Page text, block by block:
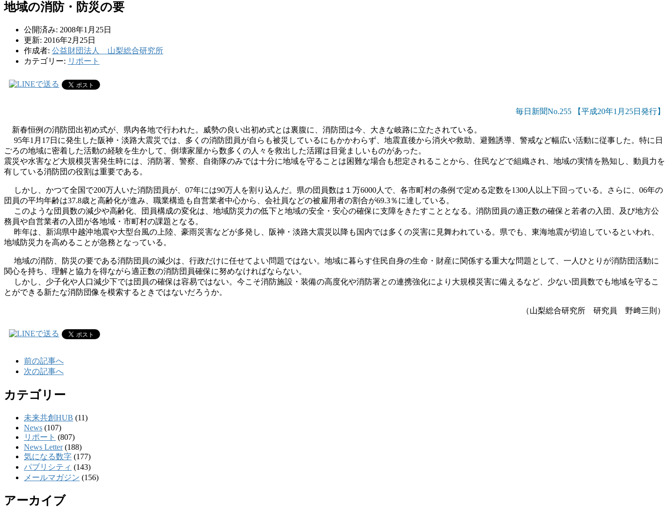
地域の消防・防災の要
公開済み: 2008年1月25日
更新: 2016年2月25日
作成者: 公益財団法人 山梨総合研究所
カテゴリー: リポート
毎日新聞No.255 【平成20年1月25日発行】
新春恒例の消防団出初め式が、県内各地で行われた。威勢の良い出初め式とは裏腹に、消防団は今、大きな岐路に立たされている。
95年1月17日に発生した阪神・淡路大震災では、多くの消防団員が自らも被災しているにもかかわらず、地震直後から消火や救助、避難誘導、警戒など幅広い活動に従事した。特に日
ごろの地域に密着した活動の経験を生かして、倒壊家屋から数多くの人々を救出した活躍は目覚ましいものがあった。
震災や水害など大規模災害発生時には、消防署、警察、自衛隊のみでは十分に地域を守ることは困難な場合も想定されることから、住民などで組織され、地域の実情を熟知し、動員力を
有している消防団の役割は重要である。
しかし、かつて全国で200万人いた消防団員が、07年には90万人を割り込んだ。県の団員数は１万6000人で、各市町村の条例で定める定数を1300人以上下回っている。さらに、06年の
団員の平均年齢は37.8歳と高齢化が進み、職業構造も自営業者中心から、会社員などの被雇用者の割合が69.3％に達している。
このような団員数の減少や高齢化、団員構成の変化は、地域防災力の低下と地域の安全・安心の確保に支障をきたすこととなる。消防団員の適正数の確保と若者の入団、及び地方公
務員や自営業者の入団が各地域・市町村の課題となる。
昨年は、新潟県中越沖地震や大型台風の上陸、豪雨災害などが多発し、阪神・淡路大震災以降も国内では多くの災害に見舞われている。県でも、東海地震が切迫しているといわれ、
地域防災力を高めることが急務となっている。
地域の消防、防災の要である消防団員の減少は、行政だけに任せてよい問題ではない。地域に暮らす住民自身の生命・財産に関係する重大な問題として、一人ひとりが消防団活動に
関心を持ち、理解と協力を得ながら適正数の消防団員確保に努めなければならない。
しかし、少子化や人口減少下では団員の確保は容易ではない。今こそ消防施設・装備の高度化や消防署との連携強化により大規模災害に備えるなど、少ない団員数でも地域を守るこ
とができる新たな消防団像を模索するときではないだろうか。
（山梨総合研究所 研究員 野﨑三則）
前の記事へ
次の記事へ
カテゴリー
未来共創HUB (11)
News (107)
リポート (807)
News Letter(188)
気になる数字 (177)
パブリシティ (143)
メールマガジン (156)
アーカイブ